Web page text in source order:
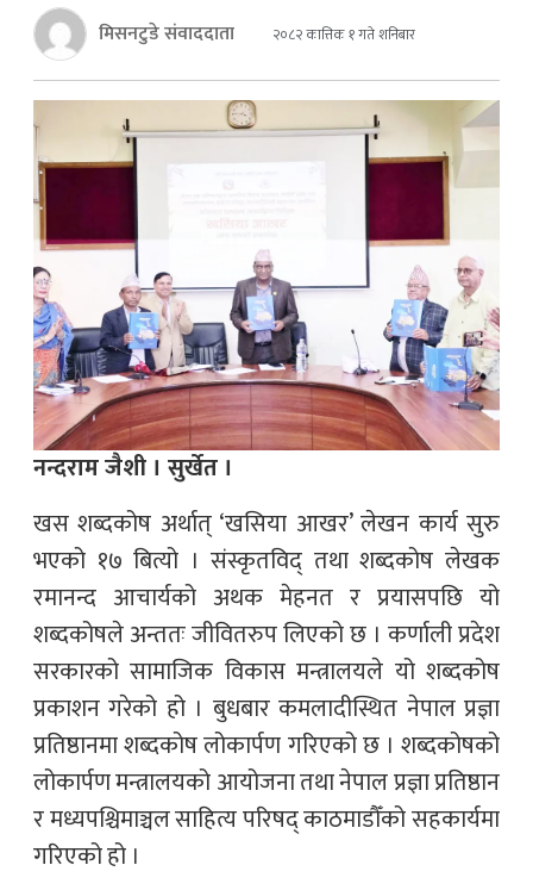
मिसनटुडे संवाददाता २०८२ कात्तिक १ गते शनिबार
नन्दराम जैशी । सुर्खेत ।
खस शब्दकोष अर्थात् ‘खसिया आखर’ लेखन कार्य सुरु
भएको १७ बित्यो । संस्कृतविद् तथा शब्दकोष लेखक
रमानन्द आचार्यको अथक मेहनत र प्रयासपछि यो
शब्दकोषले अन्ततः जीवितरुप लिएको छ । कर्णाली प्रदेश
सरकारको सामाजिक विकास मन्त्रालयले यो शब्दकोष
प्रकाशन गरेको हो । बुधबार कमलादीस्थित नेपाल प्रज्ञा
प्रतिष्ठानमा शब्दकोष लोकार्पण गरिएको छ । शब्दकोषको
लोकार्पण मन्त्रालयको आयोजना तथा नेपाल प्रज्ञा प्रतिष्ठान
र मध्यपश्चिमाञ्चल साहित्य परिषद् काठमाडौँको सहकार्यमा
गरिएको हो ।